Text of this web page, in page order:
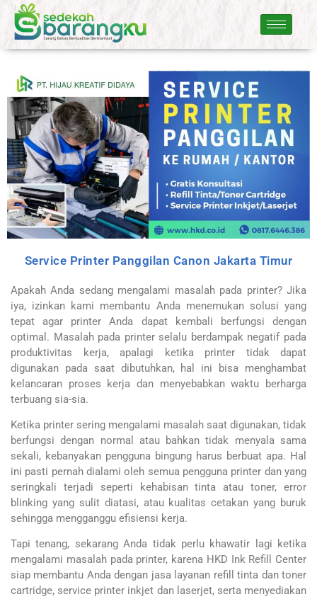
Service Printer Panggilan Canon Jakarta Timur
Apakah Anda sedang mengalami masalah pada printer? Jika
iya, izinkan kami membantu Anda menemukan solusi yang
tepat agar printer Anda dapat kembali berfungsi dengan
optimal. Masalah pada printer selalu berdampak negatif pada
produktivitas kerja, apalagi ketika printer tidak dapat
digunakan pada saat dibutuhkan, hal ini bisa menghambat
kelancaran proses kerja dan menyebabkan waktu berharga
terbuang sia-sia.
Ketika printer sering mengalami masalah saat digunakan, tidak
berfungsi dengan normal atau bahkan tidak menyala sama
sekali, kebanyakan pengguna bingung harus berbuat apa. Hal
ini pasti pernah dialami oleh semua pengguna printer dan yang
seringkali terjadi seperti kehabisan tinta atau toner, error
blinking yang sulit diatasi, atau kualitas cetakan yang buruk
sehingga mengganggu efisiensi kerja.
Tapi tenang, sekarang Anda tidak perlu khawatir lagi ketika
mengalami masalah pada printer, karena HKD Ink Refill Center
siap membantu Anda dengan jasa layanan refill tinta dan toner
cartridge, service printer inkjet dan laserjet, serta menyediakan